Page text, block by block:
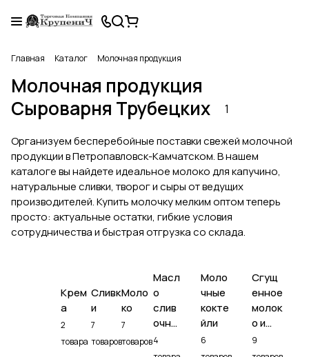
Главная Каталог Молочная продукция
Молочная продукция
Сыроварня Трубецких
1
Организуем бесперебойные поставки свежей молочной
продукции в Петропавловск-Камчатском. В нашем
каталоге вы найдете идеальное молоко для капучино,
натуральные сливки, творог и сыры от ведущих
производителей. Купить молочку мелким оптом теперь
просто: актуальные остатки, гибкие условия
сотрудничества и быстрая отгрузка со склада.
Крем
а
2
товара
Сливк
и
7
товаров
Моло
ко
7
товаров
Масл
о
слив
очно
е
4
Моло
чные
кокте
йли
6
Сгущ
енное
молок
о и
сливк
и
9